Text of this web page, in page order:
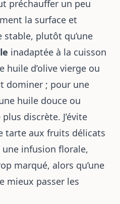
préchauffer un peu
la surface et
plutôt qu’une
inadaptée à la cuisson
huile d’olive vierge ou
dominer ; pour une
huile douce ou
discrète. J’évite
tarte aux fruits délicats
infusion florale,
marqué, alors qu’une
mieux passer les